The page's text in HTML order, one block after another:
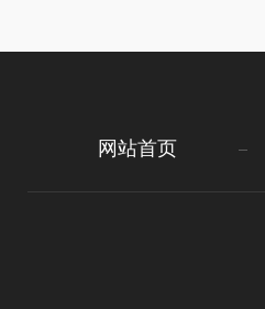
网站首页